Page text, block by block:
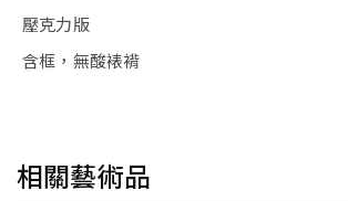
壓克力版
含框，無酸裱褙
相關藝術品